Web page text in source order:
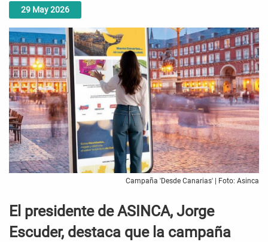
29 May2026
Campaña 'Desde Canarias' | Foto: Asinca
El presidente de ASINCA, Jorge
Escuder, destaca que la campaña